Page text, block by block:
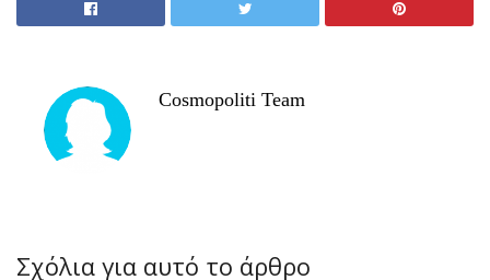
Cosmopoliti Team
Σχόλια για αυτό το άρθρο